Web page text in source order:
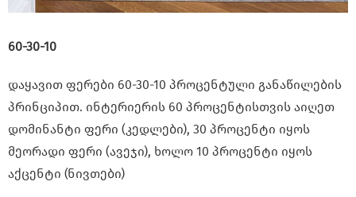
60-30-10
დაყავით ფერები 60-30-10 პროცენტული განაწილების
პრინციპით. ინტერიერის 60 პროცენტისთვის აიღეთ
დომინანტი ფერი (კედლები), 30 პროცენტი იყოს
მეორადი ფერი (ავეჯი), ხოლო 10 პროცენტი იყოს
აქცენტი (ნივთები)